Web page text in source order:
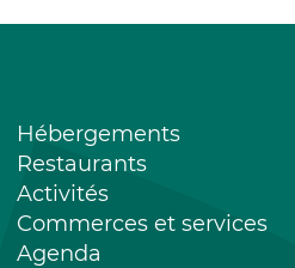
Hébergements
Restaurants
Activités
Commerces et services
Agenda